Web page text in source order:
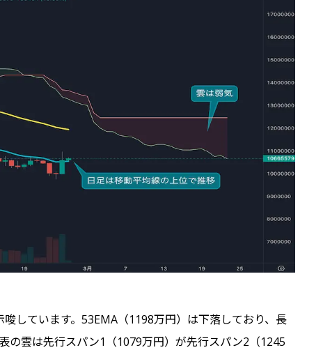
しています。53EMA（1198万円）は下落しており、長
の雲は先行スパン1（1079万円）が先行スパン2（1245